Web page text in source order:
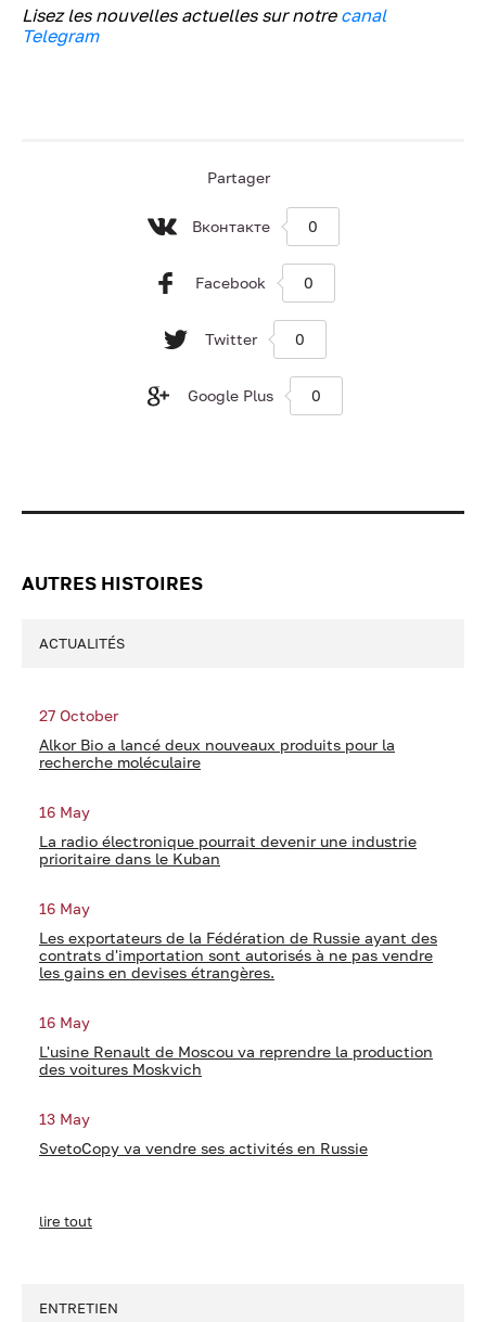
Lisez les nouvelles actuelles sur notre canal
Telegram
Partager
Вконтакте 0
Facebook 0
Twitter 0
Google Plus 0
AUTRES HISTOIRES
ACTUALITÉS
27 October
Alkor Bio a lancé deux nouveaux produits pour la
recherche moléculaire
16 May
La radio électronique pourrait devenir une industrie
prioritaire dans le Kuban
16 May
Les exportateurs de la Fédération de Russie ayant des
contrats d'importation sont autorisés à ne pas vendre
les gains en devises étrangères.
16 May
L'usine Renault de Moscou va reprendre la production
des voitures Moskvich
13 May
SvetoCopy va vendre ses activités en Russie
lire tout
ENTRETIEN